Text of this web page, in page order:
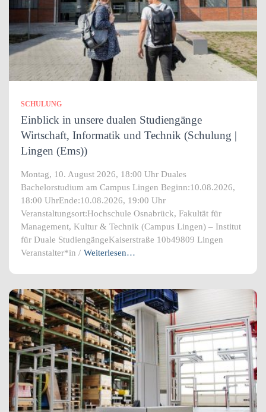
SCHULUNG
Einblick in unsere dualen Studiengänge
Wirtschaft, Informatik und Technik (Schulung |
Lingen (Ems))
Montag, 10. August 2026, 18:00 Uhr Duales
Bachelorstudium am Campus Lingen Beginn:10.08.2026,
18:00 UhrEnde:10.08.2026, 19:00 Uhr
Veranstaltungsort:Hochschule Osnabrück, Fakultät für
Management, Kultur & Technik (Campus Lingen) – Institut
für Duale StudiengängeKaiserstraße 10b49809 Lingen
Veranstalter*in / Weiterlesen…